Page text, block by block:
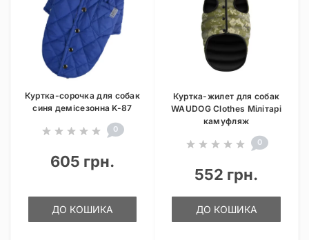
Куртка-сорочка для собак
синя демісезонна K-87
0
605 грн.
ДО КОШИКА
Куртка-жилет для собак
WAUDOG Clothes Мілітарі
камуфляж
0
552 грн.
ДО КОШИКА